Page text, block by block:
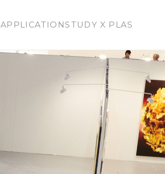
APPLICATIONSTUDY X PLAS